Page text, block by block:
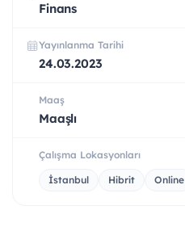
Finans
Yayınlanma Tarihi
24.03.2023
Maaş
Maaşlı
Çalışma Lokasyonları
İstanbul Hibrit Online